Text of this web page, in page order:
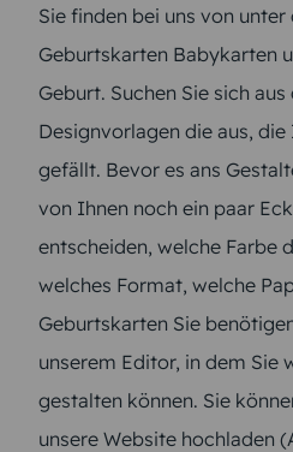
Sie finden bei uns von unter
Geburtskarten Babykarten
Geburt. Suchen Sie sich
Designvorlagen die aus,
gefällt. Bevor es ans
von Ihnen noch ein paar
entscheiden, welche Farbe
welches Format, welche
Geburtskarten Sie
unserem Editor, in dem Sie
gestalten können. Sie
unsere Website hochladen